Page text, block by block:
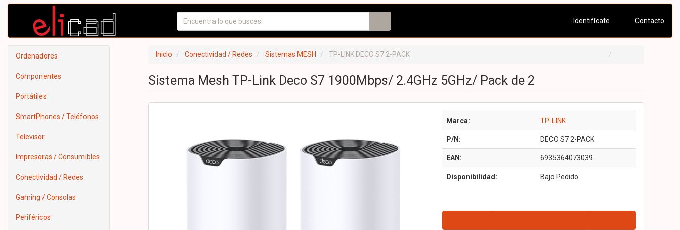
Identifícate Contacto
Ordenadores
Componentes
Portátiles
SmartPhones / Teléfonos
Televisor
Impresoras / Consumibles
Conectividad / Redes
Gaming / Consolas
Periféricos
Inicio Conectividad / Redes Sistemas MESH TP-LINK DECO S7 2-PACK
Sistema Mesh TP-Link Deco S7 1900Mbps/ 2.4GHz 5GHz/ Pack de 2
Marca: TP-LINK
P/N: DECO S7 2-PACK
EAN: 6935364073039
Disponibilidad: Bajo Pedido